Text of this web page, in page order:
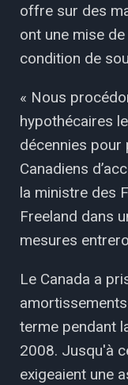
offre sur des
ont une mise
condition de
« Nous
hypothécaires
décennies pour
Canadiens
la ministre des
Freeland dans
mesures
Le Canada a
terme pendant
2008. Jusqu'à
exigeaient une